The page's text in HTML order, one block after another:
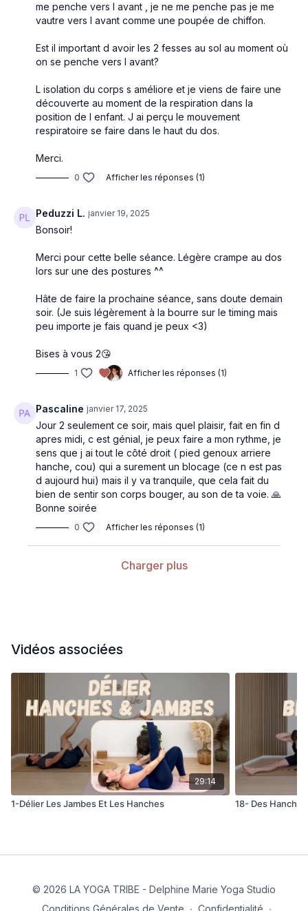
me penche vers l avant , je ne me penche pas je me
vautre vers l avant comme une poupée de chiffon.
Est il important d avoir les 2 fesses au sol au moment où
on se penche vers l avant?
L isolation du corps s améliore et je viens de faire une
découverte au moment de la respiration dans la
position de l enfant. J ai perçu le mouvement
respiratoire se faire dans le haut du dos.
Merci.
0 Afficher les réponses (1)
Peduzzi L. janvier 19, 2025
Bonsoir!
Merci pour cette belle séance. Légère crampe au dos
lors sur une des postures ^^
Hâte de faire la prochaine séance, sans doute demain
soir. (Je suis légèrement à la bourre sur le timing mais
peu importe je fais quand je peux <3)
Bises à vous 2😘
1 Afficher les réponses (1)
Pascaline janvier 17, 2025
Jour 2 seulement ce soir, mais quel plaisir, fait en fin d
apres midi, c est génial, je peux faire a mon rythme, je
sens que j ai tout le côté droit ( pied genoux arriere
hanche, cou) qui a surement un blocage (ce n est pas
d aujourd hui) mais il y va tranquile, que cela fait du
bien de sentir son corps bouger, au son de ta voie. 🙏
Bonne soirée
0 Afficher les réponses (1)
Charger plus
Vidéos associées
29:14
1-Délier Les Jambes Et Les Hanches 18- Des
© 2026 LA YOGA TRIBE - Delphine Marie Yoga Studio